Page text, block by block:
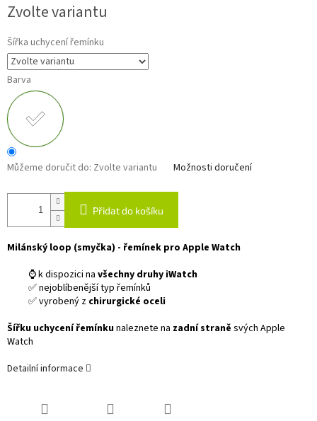
cena:
Zvolte variantu
Šířka uchycení řemínku
Barva
Můžeme doručit do: Zvolte variantu Možnosti doručení
Přidat do košíku
Milánský loop (smyčka) - řemínek pro Apple Watch
⌚ k dispozici na všechny druhy iWatch
✅ nejoblíbenější typ řemínků
✅ vyrobený z chirurgické oceli
Šířku uchycení řemínkunaleznete na zadní straně svých Apple
Watch
Detailní informace